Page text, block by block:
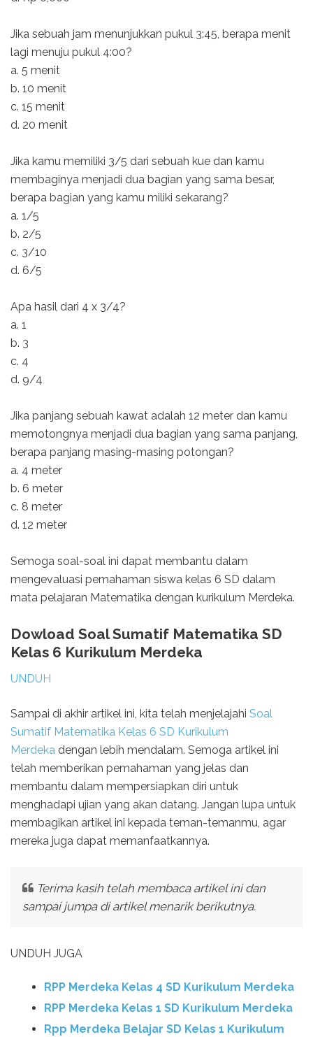
Jika sebuah jam menunjukkan pukul 3:45, berapa menit
lagi menuju pukul 4:00?
a. 5 menit
b. 10 menit
c. 15 menit
d. 20 menit
Jika kamu memiliki 3/5 dari sebuah kue dan kamu
membaginya menjadi dua bagian yang sama besar,
berapa bagian yang kamu miliki sekarang?
a. 1/5
b. 2/5
c. 3/10
d. 6/5
Apa hasil dari 4 x 3/4?
a. 1
b. 3
c. 4
d. 9/4
Jika panjang sebuah kawat adalah 12 meter dan kamu
memotongnya menjadi dua bagian yang sama panjang,
berapa panjang masing-masing potongan?
a. 4 meter
b. 6 meter
c. 8 meter
d. 12 meter
Semoga soal-soal ini dapat membantu dalam
mengevaluasi pemahaman siswa kelas 6 SD dalam
mata pelajaran Matematika dengan kurikulum Merdeka.
Dowload Soal Sumatif Matematika SD
Kelas 6 Kurikulum Merdeka
UNDUH
Sampai di akhir artikel ini, kita telah menjelajahi Soal
Sumatif Matematika Kelas 6 SD Kurikulum
Merdeka dengan lebih mendalam. Semoga artikel ini
telah memberikan pemahaman yang jelas dan
membantu dalam mempersiapkan diri untuk
menghadapi ujian yang akan datang. Jangan lupa untuk
membagikan artikel ini kepada teman-temanmu, agar
mereka juga dapat memanfaatkannya.
Terima kasih telah membaca artikel ini dan
sampai jumpa di artikel menarik berikutnya.
UNDUH JUGA
RPP Merdeka Kelas 4 SD Kurikulum Merdeka
RPP Merdeka Kelas 1 SD Kurikulum Merdeka
Rpp Merdeka Belajar SD Kelas 1 Kurikulum